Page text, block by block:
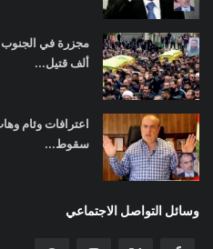
ألف قتيل...
اعترافات وئام
سقوط...
وسائل التواصل الاجتماعي